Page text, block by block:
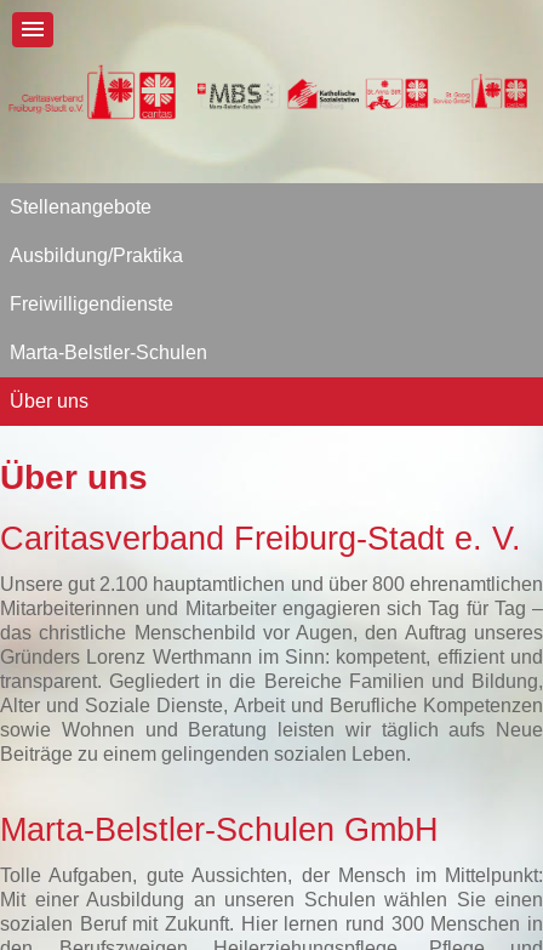
Stellenangebote
Ausbildung/Praktika
Freiwilligendienste
Marta-Belstler-Schulen
Über uns
Über uns
Caritasverband Freiburg-Stadt e. V.
Unsere gut 2.100 hauptamtlichen und über 800 ehrenamtlichen
Mitarbeiterinnen und Mitarbeiter engagieren sich Tag für Tag –
das christliche Menschenbild vor Augen, den Auftrag unseres
Gründers Lorenz Werthmann im Sinn: kompetent, effizient und
transparent. Gegliedert in die Bereiche Familien und Bildung,
Alter und Soziale Dienste, Arbeit und Berufliche Kompetenzen
sowie Wohnen und Beratung leisten wir täglich aufs Neue
Beiträge zu einem gelingenden sozialen Leben.
Marta-Belstler-Schulen GmbH
Tolle Aufgaben, gute Aussichten, der Mensch im Mittelpunkt:
Mit einer Ausbildung an unseren Schulen wählen Sie einen
sozialen Beruf mit Zukunft. Hier lernen rund 300 Menschen in